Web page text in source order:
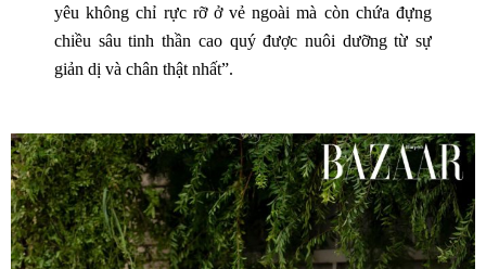
yêu không chỉ rực rỡ ở vẻ ngoài mà còn chứa đựng
chiều sâu tinh thần cao quý được nuôi dưỡng từ sự
giản dị và chân thật nhất”.